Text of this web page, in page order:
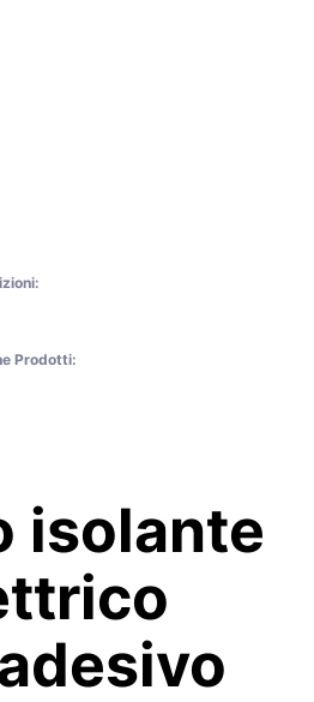
Prodotti:
isolante